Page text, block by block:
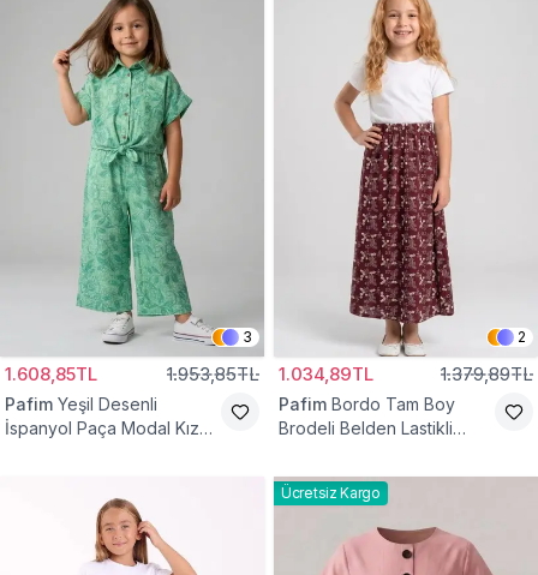
3
1.608,85TL 1.953,85TL
Pafim Yeşil Desenli
İspanyol Paça Modal Kız
2
1.034,89TL 1.379,89TL
Pafim Bordo Tam Boy
Brodeli Belden Lastikli
Ücretsiz Kargo